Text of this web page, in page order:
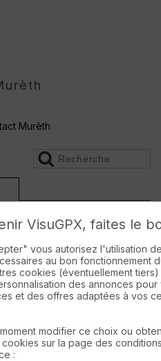
Murèth
VisuGPX, faites le
vous autorisez l'utilisation
au bon fonctionnement
cookies (éventuellement
des annonces pour
et des offres adaptées à vos
modifier ce choix ou
sur la page des
: